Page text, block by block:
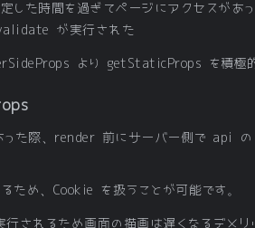
た時間を過ぎてページにアクセスがあ
が実行された
より getStaticProps を積極的
った際、render 前にサーバー側で api
ため、Cookie を扱うことが可能です。
されるため画面の描画は遅くなるデメリ